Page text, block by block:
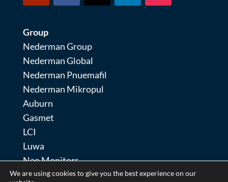
Group
Nederman Group
Nederman Global
Nederman Pnuemafil
Nederman Mikropul
Auburn
Gasmet
LCI
Luwa
Neo Monitors
Nordfab
We are using cookies to give you the best experience on our